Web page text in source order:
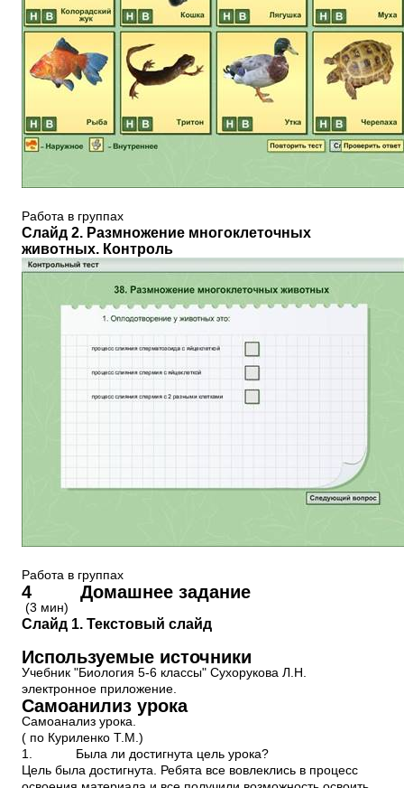
Работа в группах
Слайд 2. Размножение многоклеточных
животных. Контроль
Работа в группах
4 Домашнее задание
(3 мин)
Слайд 1. Текстовый слайд
Используемые источники
Учебник "Биология 5-6 классы" Сухорукова Л.Н.
электронное приложение.
Самоанилиз урока
Самоанализ урока.
( по Куриленко Т.М.)
1. Была ли достигнута цель урока?
Цель была достигнута. Ребята все вовлеклись в процесс